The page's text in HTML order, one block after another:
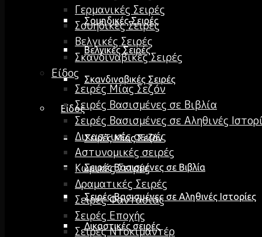
Σουηδικές Σειρές
Βελγικές Σειρές
Σκανδιναβικές Σειρές
Είδος
Σειρές Μίας Σεζόν
Σειρές Βασισμένες σε Βιβλία
Σειρές Βασισμένες σε Αληθινές Ιστορίες
Δικαστικές σειρές
Γερμανικές Σειρές
Σουηδικές Σειρές
Βελγικές Σειρές
Σκανδιναβικές Σειρές
Είδος
Σειρές Μίας Σεζόν
Σειρές Βασισμένες σε Βιβλία
Σειρές Βασισμένες σε Αληθινές
Δικαστικές σειρές
Αστυνομικές σειρές
Κωμικές Σειρές
Δραματικές Σειρές
Σειρές Φαντασίας
Σειρές Εποχής
Σειρές Ντοκιμαντέρ